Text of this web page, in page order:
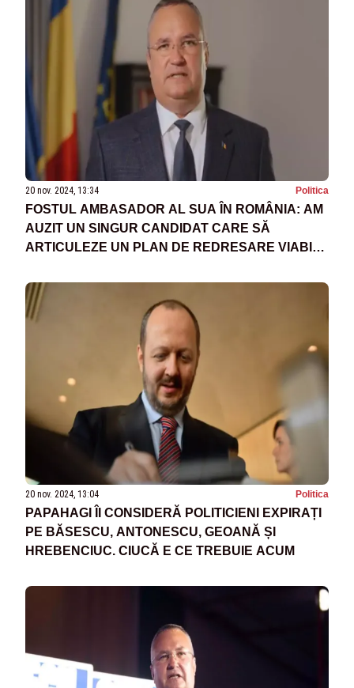
20 nov. 2024, 13:34 Politica
FOSTUL AMBASADOR AL SUA ÎN ROMÂNIA: AM
AUZIT UN SINGUR CANDIDAT CARE SĂ
ARTICULEZE UN PLAN DE REDRESARE VIABIL,
20 nov. 2024, 13:04 Politica
PAPAHAGI ÎI CONSIDERĂ POLITICIENI EXPIRAȚI
PE BĂSESCU, ANTONESCU, GEOANĂ ȘI
HREBENCIUC. CIUCĂ E CE TREBUIE ACUM